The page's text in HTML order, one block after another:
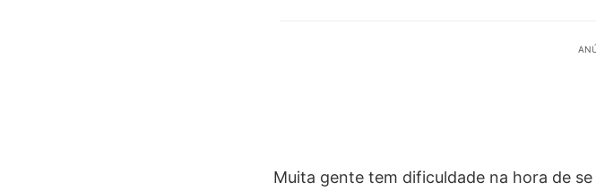
Muita gente tem dificuldade na hora de se